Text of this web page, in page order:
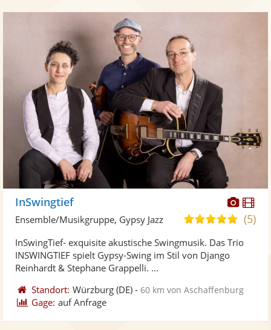
Fotos
InSwingtief
5,0
5
(5)
Ensemble/Musikgruppe, Gypsy Jazz
InSwingTief- exquisite akustische Swingmusik. Das Trio
INSWINGTIEF spielt Gypsy-Swing im Stil von Django
Reinhardt & Stephane Grappelli. ...
Standort: Würzburg (DE) -60 km von Aschaffenburg
Gage: auf Anfrage